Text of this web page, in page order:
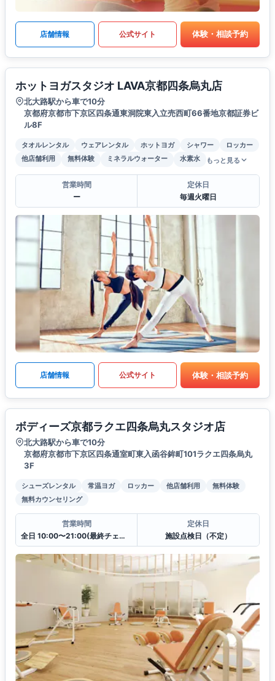
店舗情報 公式サイト 体験・相談予約
ホットヨガスタジオ LAVA京都四条烏丸店
北大路駅から車で10分
京都府京都市下京区四条通東洞院東入立売西町66番地京都証券ビ
ル8F
タオルレンタル ウェアレンタル ホットヨガ シャワー
ロッカー
他店舗利用
無料体験 ミネラルウォーター 水素水 もっと見る
営業時間
ー
定休日
毎週火曜日
店舗情報 公式サイト 体験・相談予約
ボディーズ京都ラクエ四条烏丸スタジオ店
北大路駅から車で10分
京都府京都市下京区四条通室町東入函谷鉾町101ラクエ四条烏丸
3F
シューズレンタル 常温ヨガ ロッカー 他店舗利用
無料体験
無料カウンセリング
営業時間
全日 10:00〜21:00(最終チェックイン20:30)
定休日
施設点検日（不定）